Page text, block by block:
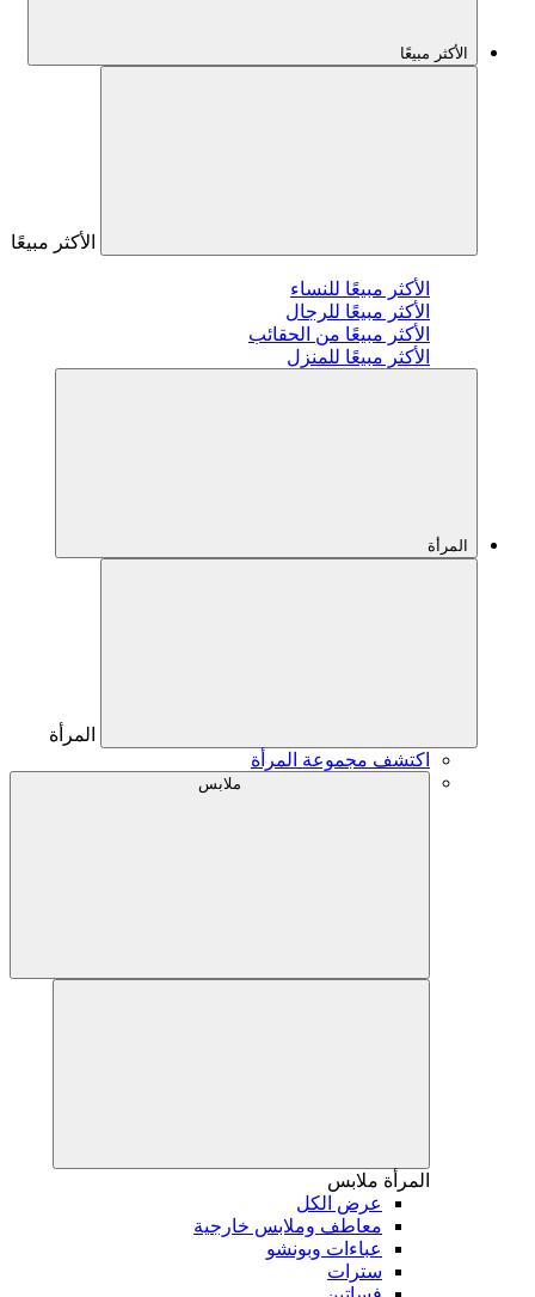
الأكثر مبيعًا
الأكثر مبيعًا
الأكثر مبيعًا للنساء
الأكثر مبيعًا للرجال
الأكثر مبيعًا من الحقائب
الأكثر مبيعًا للمنزل
المرأة
المرأة
اكتشف مجموعة المرأة
ملابس
المرأة ملابس
عرض الكل
معاطف وملابس خارجية
عباءات وبونشو
سترات